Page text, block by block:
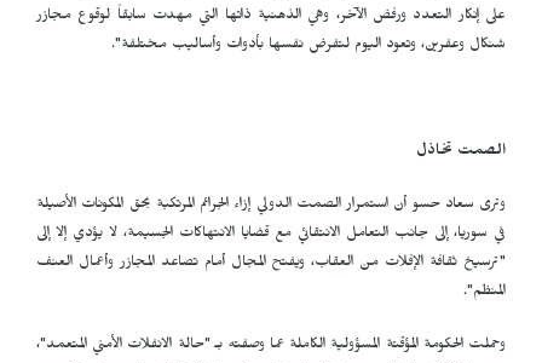
على إنكار التعدد ورفض الآخر، وهي الذهنية ذاتها التي مهدت سابقاً لوقوع مجازر
شنكال وعفرين، وتعود اليوم لتفرض نفسها بأدوات وأساليب مختلفة".
الصمت تخاذل
وترى سعاد حسو أن استمرار الصمت الدولي إزاء الجرائم المرتكبة بحق المكونات الأصيلة
في سوريا، إلى جانب التعامل الانتقائي مع قضايا الانتهاكات الجسيمة، لا يؤدي إلا إلى
"ترسيخ ثقافة الإفلات من العقاب، ويفتح المجال أمام تصاعد المجازر وأعمال العنف
المنظم".
وحملت الحكومة المؤقتة المسؤولية الكاملة عما وصفته بـ "حالة الانفلات الأمني المتعمد"،